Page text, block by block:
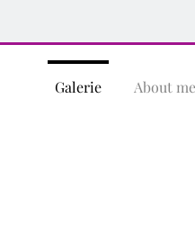
Galerie About me